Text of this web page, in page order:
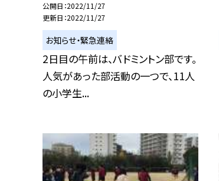
公開日 2022/11/27
更新日 2022/11/27
お知らせ・緊急連絡
2日目の午前は、バドミントン部です。
人気があった部活動の一つで、11人
の小学生...